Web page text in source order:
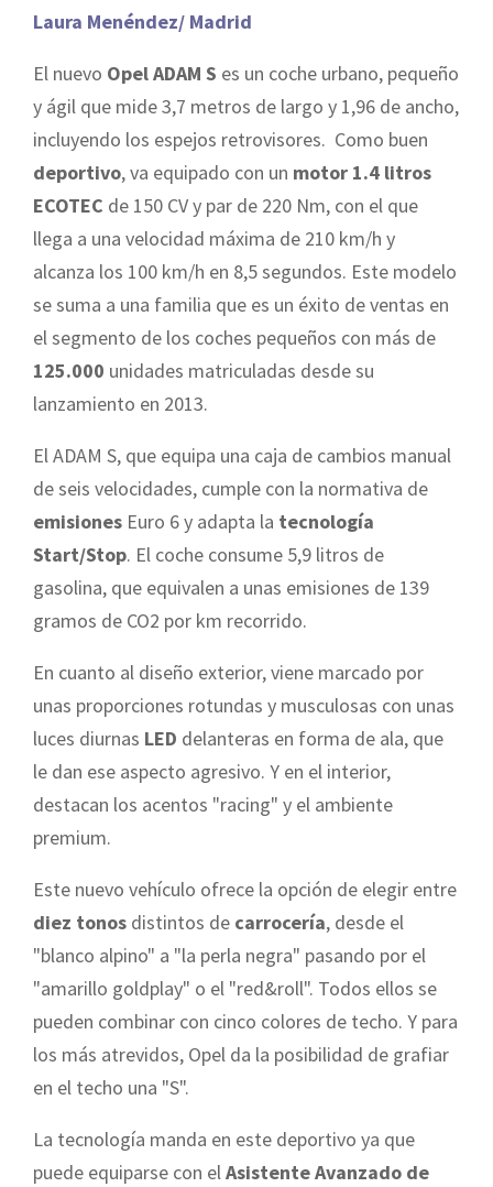
Laura Menéndez/ Madrid
El nuevo Opel ADAM S es un coche urbano, pequeño
y ágil que mide 3,7 metros de largo y 1,96 de ancho,
incluyendo los espejos retrovisores. Como buen
deportivo, va equipado con un motor 1.4 litros
ECOTEC de 150 CV y par de 220 Nm, con el que
llega a una velocidad máxima de 210 km/h y
alcanza los 100 km/h en 8,5 segundos. Este modelo
se suma a una familia que es un éxito de ventas en
el segmento de los coches pequeños con más de
125.000 unidades matriculadas desde su
lanzamiento en 2013.
El ADAM S, que equipa una caja de cambios manual
de seis velocidades, cumple con la normativa de
emisiones Euro 6 y adapta la tecnología
Start/Stop. El coche consume 5,9 litros de
gasolina, que equivalen a unas emisiones de 139
gramos de CO2 por km recorrido.
En cuanto al diseño exterior, viene marcado por
unas proporciones rotundas y musculosas con unas
luces diurnas LED delanteras en forma de ala, que
le dan ese aspecto agresivo. Y en el interior,
destacan los acentos "racing" y el ambiente
premium.
Este nuevo vehículo ofrece la opción de elegir entre
diez tonos distintos de carrocería, desde el
"blanco alpino" a "la perla negra" pasando por el
"amarillo goldplay" o el "red&roll". Todos ellos se
pueden combinar con cinco colores de techo. Y para
los más atrevidos, Opel da la posibilidad de grafiar
en el techo una "S".
La tecnología manda en este deportivo ya que
puede equiparse con el Asistente Avanzado de